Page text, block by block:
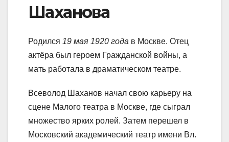
Шаханова
Родился 19 мая 1920 года в Москве. Отец
актёра был героем Гражданской войны, а
мать работала в драматическом театре.
Всеволод Шаханов начал свою карьеру на
сцене Малого театра в Москве, где сыграл
множество ярких ролей. Затем перешел в
Московский академический театр имени Вл.